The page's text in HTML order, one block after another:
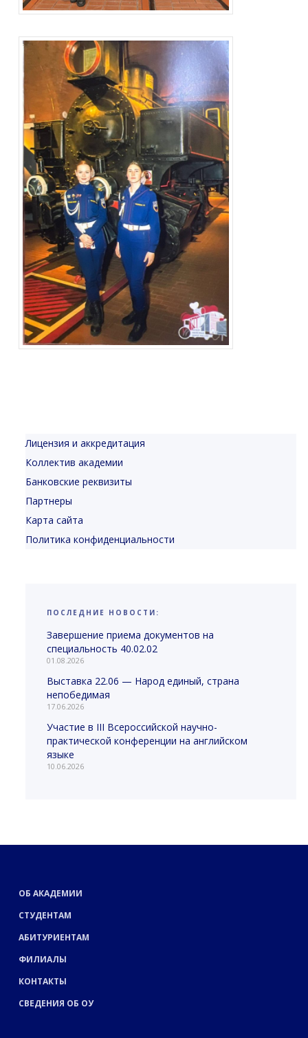
Лицензия и аккредитация
Коллектив академии
Банковские реквизиты
Партнеры
Карта сайта
Политика конфиденциальности
ПОСЛЕДНИЕ НОВОСТИ:
Завершение приема документов на
специальность 40.02.02
01.08.2026
Выставка 22.06 — Народ единый, страна
непобедимая
17.06.2026
Участие в III Всероссийской научно-
практической конференции на английском
языке
10.06.2026
ОБ АКАДЕМИИ
СТУДЕНТАМ
АБИТУРИЕНТАМ
ФИЛИАЛЫ
КОНТАКТЫ
СВЕДЕНИЯ ОБ ОУ